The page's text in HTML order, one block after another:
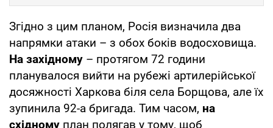
Згідно з цим планом, Росія визначила два
напрямки атаки – з обох боків водосховища.
На західному – протягом 72 години
планувалося вийти на рубежі артилерійської
досяжності Харкова біля села Борщова, але їх
зупинила 92-а бригада. Тим часом, на
східному план полягав у тому, щоб